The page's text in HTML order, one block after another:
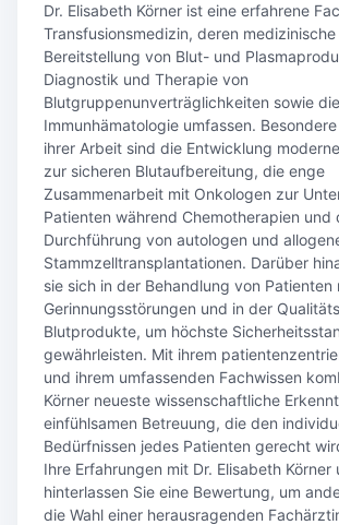
Dr. Elisabeth Körner ist eine erfahrene
Transfusionsmedizin, deren
Bereitstellung von Blut- und
Diagnostik und Therapie von
Blutgruppenunverträglichkeiten sowie die
Immunhämatologie umfassen.
ihrer Arbeit sind die Entwicklung
zur sicheren Blutaufbereitung, die enge
Zusammenarbeit mit Onkologen zur
Patienten während Chemotherapien und
Durchführung von autologen und
Stammzelltransplantationen. Darüber
sie sich in der Behandlung von Patienten
Gerinnungsstörungen und in der
Blutprodukte, um höchste
gewährleisten. Mit ihrem
und ihrem umfassenden Fachwissen
Körner neueste wissenschaftliche
einfühlsamen Betreuung, die den
Bedürfnissen jedes Patienten gerecht
Ihre Erfahrungen mit Dr. Elisabeth Körner
hinterlassen Sie eine Bewertung, um
die Wahl einer herausragenden